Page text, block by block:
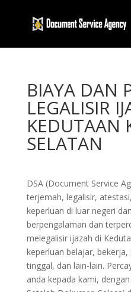
BIAYA DAN
LEGALISIR
KEDUTAAN
SELATAN
DSA (Document Service
terjemah, legalisir,
keperluan di luar negeri
berpengalaman dan
melegalisir ijazah di
keperluan belajar, bekerja,
tinggal, dan lain-lain.
anda kepada kami,